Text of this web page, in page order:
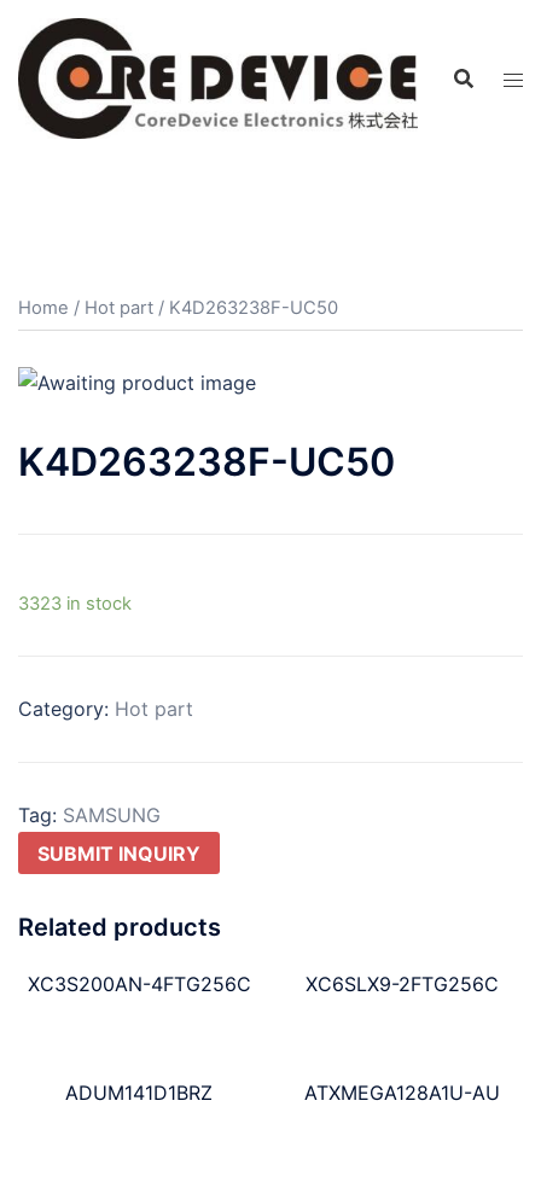
Home / Hot part / K4D263238F-UC50
K4D263238F-UC50
3323 in stock
Category: Hot part
Tag: SAMSUNG
SUBMIT INQUIRY
Related products
XC3S200AN-4FTG256C XC6SLX9-2FTG256C
ADUM141D1BRZ ATXMEGA128A1U-AU